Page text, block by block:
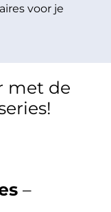
voor je
met de
–